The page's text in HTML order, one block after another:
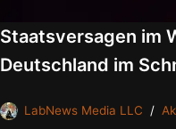
Staatsversagen im
Deutschland im
LabNews Media LLC